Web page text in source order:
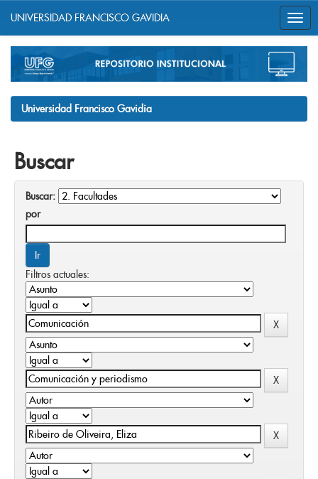
navigation
UNIVERSIDAD FRANCISCO GAVIDIA
Universidad Francisco Gavidia
Buscar
Buscar:
por
Filtros actuales: